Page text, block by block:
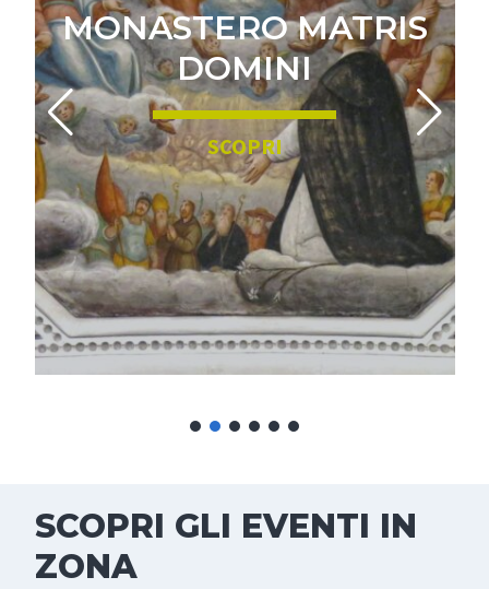
MONASTERO MATRIS
DOMINI
SCOPRI
SCOPRI GLI EVENTI IN
ZONA